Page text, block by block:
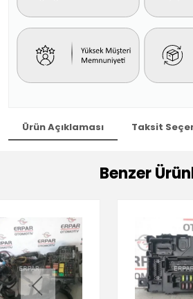
Ürün Açıklaması Taksit
Benzer